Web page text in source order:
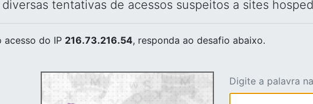
tentativas de acessos suspeitos a sites
acesso do IP 216.73.216.54, responda ao desafio abaixo.
Digite a palavra